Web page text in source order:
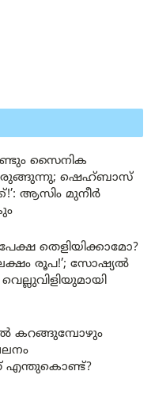
സൈനിക
ഷെഹ്ബാസ്
ആസിം മുനീർ
തെളിയിക്കാമോ?
രൂപ!’; സോഷ്യൽ
കറങ്ങുമ്പോഴും
എന്തുകൊണ്ട്?